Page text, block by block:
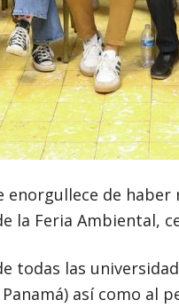
de
la Feria Ambiental,
todas las
Panamá) así como